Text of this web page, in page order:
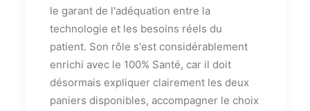
le garant de l'adéquation entre la
technologie et les besoins réels du
patient. Son rôle s'est considérablement
enrichi avec le 100% Santé, car il doit
désormais expliquer clairement les deux
paniers disponibles, accompagner le choix